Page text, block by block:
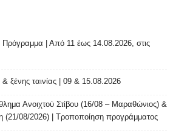
Πρόγραμμα | Από 11 έως 14.08.2026, στις
ξένης ταινίας | 09 & 15.08.2026
Ανοιχτού Στίβου (16/08 – Μαραθώνιος) &
(21/08/2026) | Τροποποίηση προγράμματος